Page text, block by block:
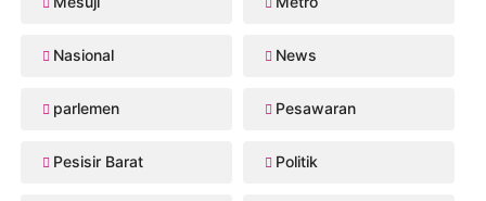
Nasional News
parlemen Pesawaran
Pesisir Barat Politik